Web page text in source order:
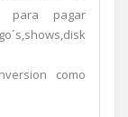
para pagar
como